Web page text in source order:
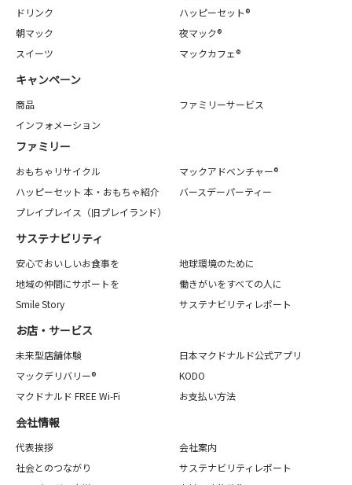
ドリンク
ハッピーセット®
朝マック
夜マック®
スイーツ
マックカフェ®
キャンペーン
商品
ファミリーサービス
インフォメーション
ファミリー
おもちゃリサイクル
マックアドベンチャー®
ハッピーセット 本・おもちゃ紹介
バースデーパーティー
プレイプレイス（旧プレイランド）
サステナビリティ
安心でおいしいお食事を
地球環境のために
地域の仲間にサポートを
働きがいをすべての人に
Smile Story
サステナビリティレポート
お店・サービス
未来型店舗体験
日本マクドナルド公式アプリ
マックデリバリー®
KODO
マクドナルド FREE Wi-Fi
お支払い方法
会社情報
代表挨拶
会社案内
社会とのつながり
サステナビリティレポート